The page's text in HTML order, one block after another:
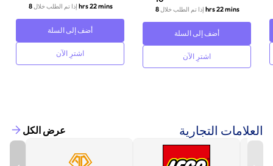
إذا تم الطلب خلال 8 hrs 22 mins
أضف إلى السلة
اشترِ الآن
إذا تم الطلب خلال 8 hrs 22 mins
أضف إلى السلة
اشترِ الآن
العلامات التجارية عرض الكل